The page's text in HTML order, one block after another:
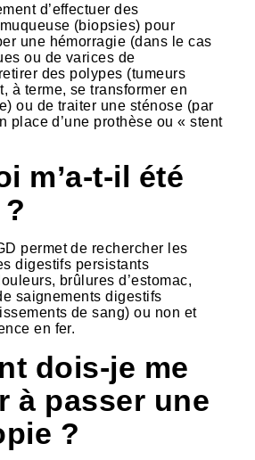
d’effectuer des
(biopsies) pour
une hémorragie (dans le cas
ou de varices de
des polypes (tumeurs
à terme, se transformer en
ou de traiter une sténose (par
place d’une prothèse ou « stent
m’a-t-il été
permet de rechercher les
digestifs persistants
brûlures d’estomac,
saignements digestifs
de sang) ou non et
en fer.
dois-je me
à passer une
?